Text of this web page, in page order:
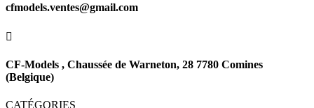
cfmodels.ventes@gmail.com

CF-Models , Chaussée de Warneton, 28 7780 Comines
(Belgique)
CATÉGORIES